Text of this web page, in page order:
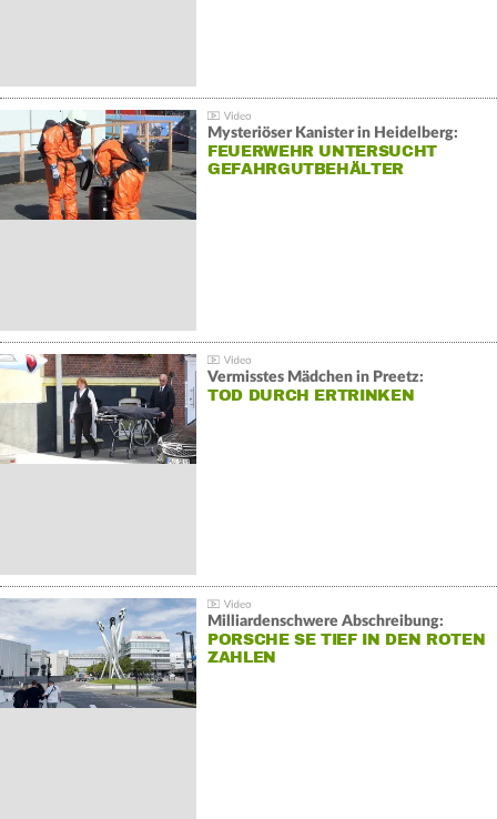
Mysteriöser Kanister in Heidelberg:
FEUERWEHR UNTERSUCHT
GEFAHRGUTBEHÄLTER
Vermisstes Mädchen in Preetz:
TOD DURCH ERTRINKEN
Milliardenschwere Abschreibung:
PORSCHE SE TIEF IN DEN ROTEN
ZAHLEN